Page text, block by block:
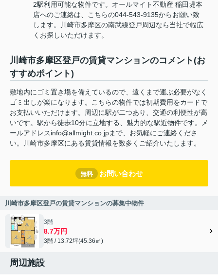
2駅利用可能な物件です。オールマイト不動産 稲田堤本
店へのご連絡は、こちらの044-543-9135からお願い致
します。川崎市多摩区の南武線登戸周辺なら当社で幅広
くお探しいただけます。
川崎市多摩区登戸の賃貸マンションのコメント(お
すすめポイント)
敷地内にゴミ置き場を備えているので、遠くまで運ぶ必要がなく
ゴミ出しが楽になります。こちらの物件では初期費用をカードで
お支払いいただけます。周辺に駅が二つあり、交通の利便性が高
いです。駅から徒歩10分に立地する、魅力的な駅近物件です。メ
ールアドレスinfo@allmight.co.jpまで、お気軽にご連絡くださ
い。川崎市多摩区にある賃貸情報を数多くご紹介いたします。
無料 お問い合わせ
川崎市多摩区登戸の賃貸マンションの募集中物件
3階
8.7万円
3階 / 13.72坪(45.36㎡)
周辺施設